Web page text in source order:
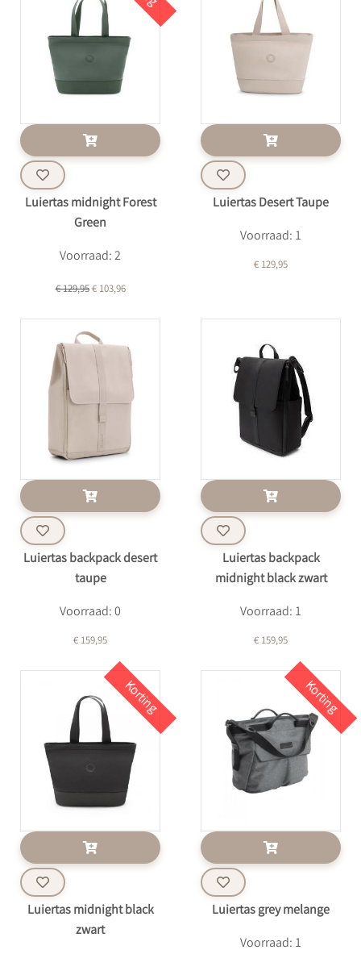
Luiertas midnight Forest
Green
Voorraad: 2
€ 129,95€ 103,96
Luiertas Desert Taupe
Voorraad: 1
€ 129,95
Luiertas backpack desert
taupe
Voorraad: 0
€ 159,95
Luiertas backpack
midnight black zwart
Voorraad: 1
€ 159,95
Korting
Luiertas midnight black
zwart
Korting
Luiertas grey melange
Voorraad: 1